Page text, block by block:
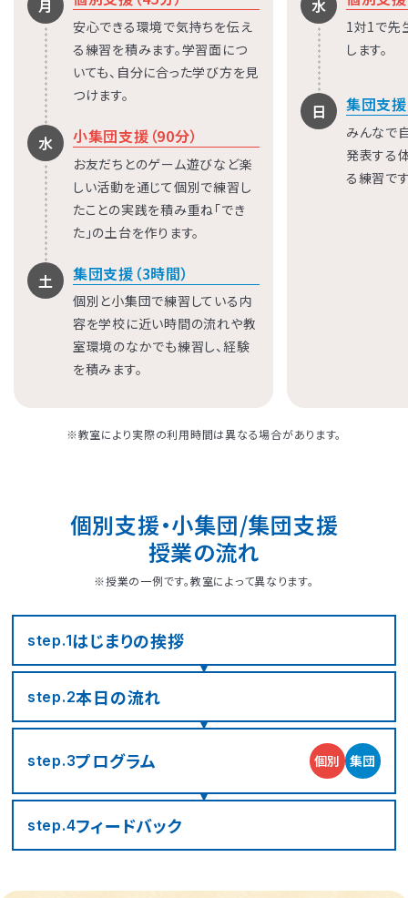
月
安心できる環境で気持ちを伝え
る練習を積みます。学習面につ
いても、自分に合った学び方を見
つけます。
水 小集団支援（90分）
お友だちとのゲーム遊びなど楽
しい活動を通じて個別で練習し
たことの実践を積み重ね「でき
た」の土台を作ります。
土 集団支援（3時間）
個別と小集団で練習している内
容を学校に近い時間の流れや教
室環境のなかでも練習し、経験
を積みます。
水
1対1で先
します。
日 集団支援
みんなで
発表する
る練習です
※教室により実際の利用時間は異なる場合があります。
個別支援・小集団/集団支援
授業の流れ
※授業の一例です。教室によって異なります。
step.1はじまりの挨拶
step.2本日の流れ
step.3プログラム 個別 集団
step.4フィードバック